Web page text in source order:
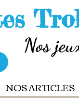
Nos
NOS ARTICLES